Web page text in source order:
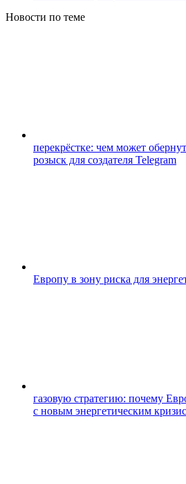
Новости по теме
перекрёстке: чем может
розыск для создателя Telegram
Европу в зону риска для
газовую стратегию: почему
с новым энергетическим